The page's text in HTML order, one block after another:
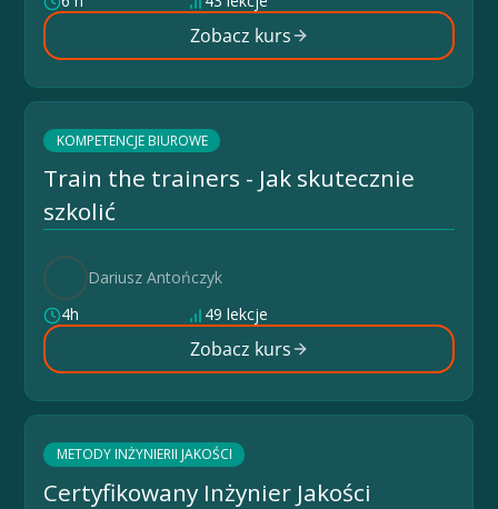
Zobacz kurs
KOMPETENCJE BIUROWE
Train the trainers - Jak skutecznie
szkolić
Dariusz Antończyk
4h
49 lekcje
Zobacz kurs
METODY INŻYNIERII JAKOŚCI
Certyfikowany Inżynier Jakości